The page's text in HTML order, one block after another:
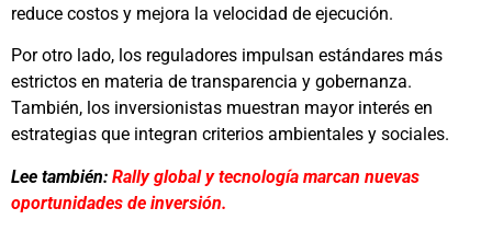
reduce costos y mejora la velocidad de ejecución.
Por otro lado, los reguladores impulsan estándares más
estrictos en materia de transparencia y gobernanza.
También, los inversionistas muestran mayor interés en
estrategias que integran criterios ambientales y sociales.
Lee también: Rally global y tecnología marcan nuevas
oportunidades de inversión.